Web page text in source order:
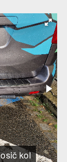
kol